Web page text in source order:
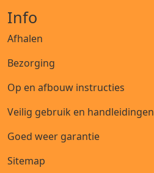
Info
Afhalen
Bezorging
Op en afbouw instructies
Veilig gebruik en handleidingen
Goed weer garantie
Sitemap